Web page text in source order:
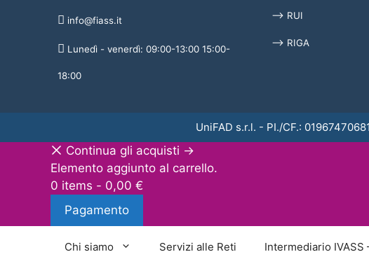
info@fiass.it
Lunedì - venerdì: 09:00-13:00 15:00-
18:00
⟶ RUI
⟶ RIGA
UniFAD s.r.l. - PI./CF.:
Continua gli acquisti →
Elemento aggiunto al carrello.
0 items - 0,00 €
Pagamento
Chi siamo Servizi alle Reti Intermediario IVASS